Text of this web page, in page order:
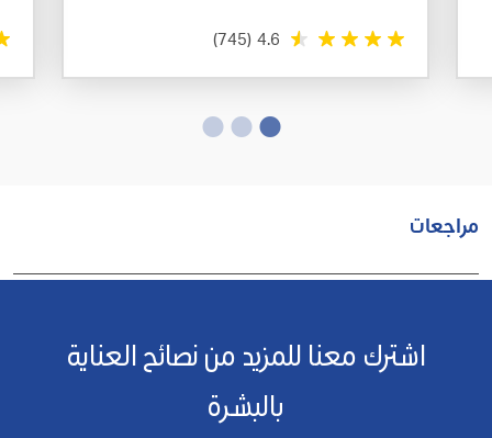
4.6
(745)
مراجعات
اشترك معنا للمزيد من نصائح العناية
بالبشرة